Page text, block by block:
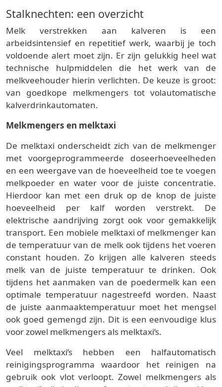
Stalknechten: een overzicht
Melk verstrekken aan kalveren is een
arbeidsintensief en repetitief werk, waarbij je toch
voldoende alert moet zijn. Er zijn gelukkig heel wat
technische hulpmiddelen die het werk van de
melkveehouder hierin verlichten. De keuze is groot:
van goedkope melkmengers tot volautomatische
kalverdrinkautomaten.
Melkmengers en melktaxi
De melktaxi onderscheidt zich van de melkmenger
met voorgeprogrammeerde doseerhoeveelheden
en een weergave van de hoeveelheid toe te voegen
melkpoeder en water voor de juiste concentratie.
Hierdoor kan met een druk op de knop de juiste
hoeveelheid per kalf worden verstrekt. De
elektrische aandrijving zorgt ook voor gemakkelijk
transport. Een mobiele melktaxi of melkmenger kan
de temperatuur van de melk ook tijdens het voeren
constant houden. Zo krijgen alle kalveren steeds
melk van de juiste temperatuur te drinken. Ook
tijdens het aanmaken van de poedermelk kan een
optimale temperatuur nagestreefd worden. Naast
de juiste aanmaaktemperatuur moet het mengsel
ook goed gemengd zijn. Dit is een eenvoudige klus
voor zowel melkmengers als melktaxi’s.
Veel melktaxi’s hebben een halfautomatisch
reinigingsprogramma waardoor het reinigen na
gebruik ook vlot verloopt. Zowel melkmengers als